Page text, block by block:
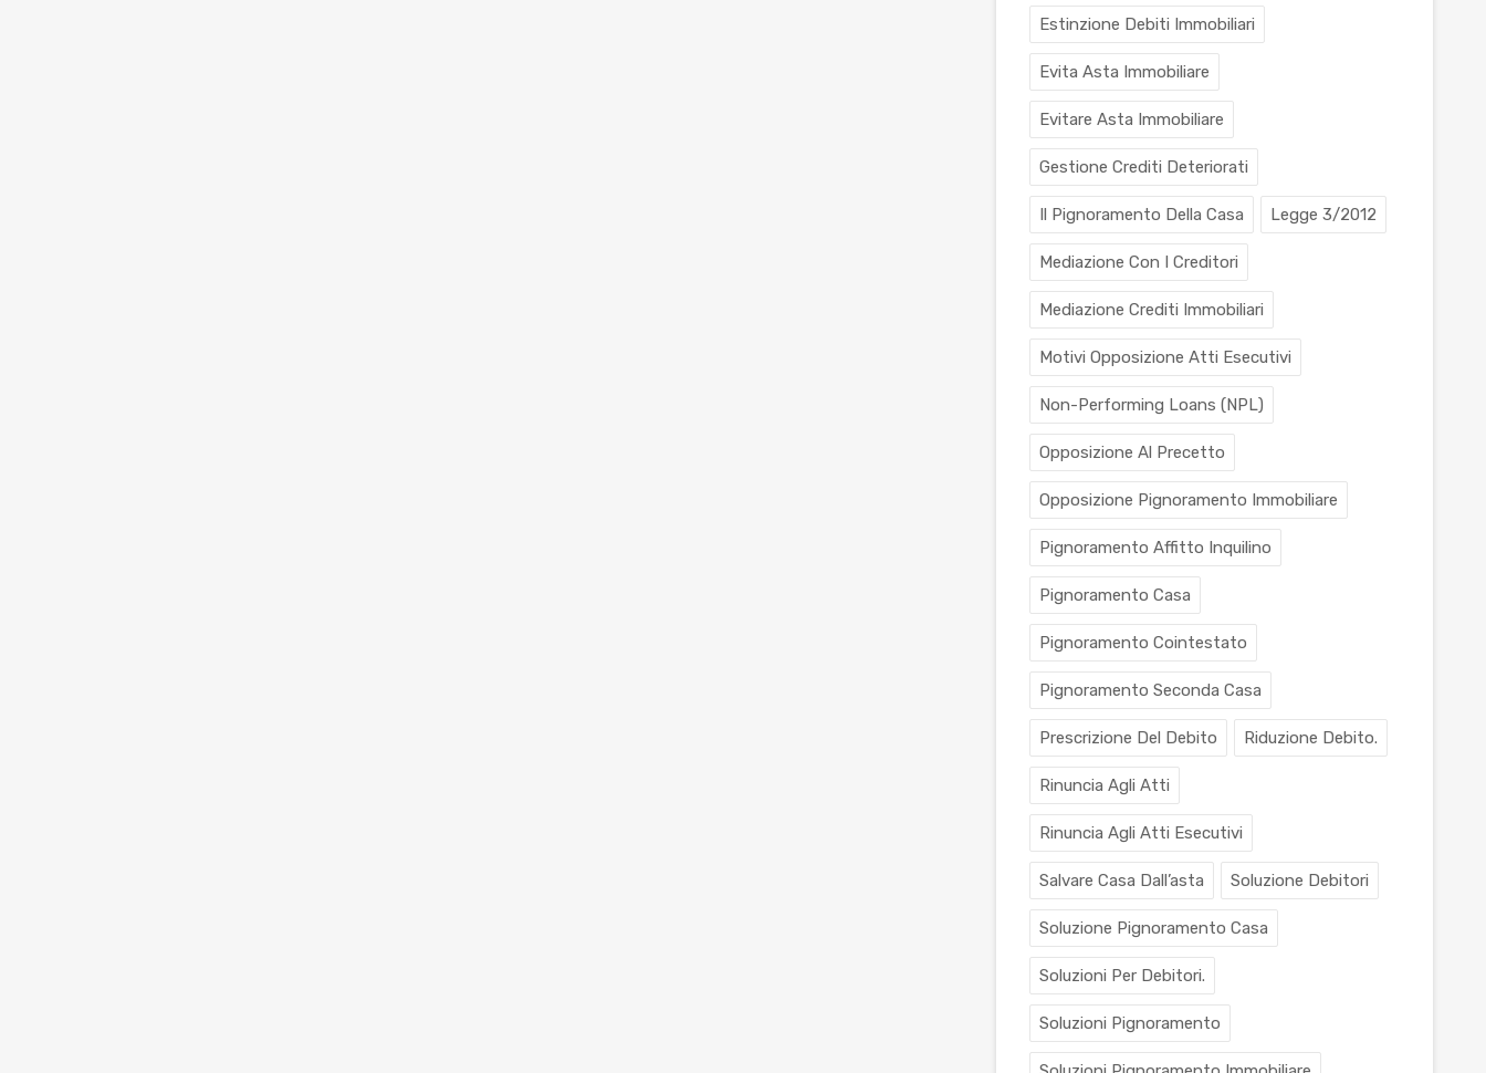
Estinzione Debiti Immobiliari
Evita Asta Immobiliare
Evitare Asta Immobiliare
Gestione Crediti Deteriorati
Il Pignoramento Della Casa Legge 3/2012
Mediazione Con I Creditori
Mediazione Crediti Immobiliari
Motivi Opposizione Atti Esecutivi
Non-Performing Loans (NPL)
Opposizione Al Precetto
Opposizione Pignoramento Immobiliare
Pignoramento Affitto Inquilino
Pignoramento Casa
Pignoramento Cointestato
Pignoramento Seconda Casa
Prescrizione Del Debito Riduzione Debito.
Rinuncia Agli Atti
Rinuncia Agli Atti Esecutivi
Salvare Casa Dall’asta Soluzione Debitori
Soluzione Pignoramento Casa
Soluzioni Per Debitori.
Soluzioni Pignoramento